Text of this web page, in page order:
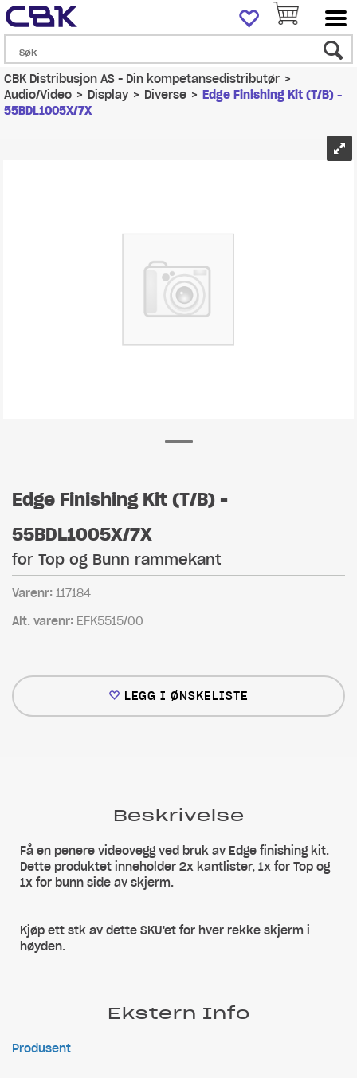
CBK Distribusjon AS - Din kompetansedistributør>
Audio/Video>Display>Diverse>Edge Finishing Kit (T/B) -
55BDL1005X/7X
Edge Finishing Kit (T/B) -
55BDL1005X/7X
for Top og Bunn rammekant
Varenr: 117184
Alt. varenr: EFK5515/00
LEGG I ØNSKELISTE
Beskrivelse
Få en penere videovegg ved bruk av Edge finishing kit.
Dette produktet inneholder 2x kantlister, 1x for Top og
1x for bunn side av skjerm.
Kjøp ett stk av dette SKU'et for hver rekke skjerm i
høyden.
Ekstern Info
Produsent